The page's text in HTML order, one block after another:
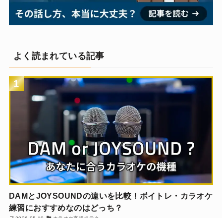
よく読まれている記事
1
DAMとJOYSOUNDの違いを比較！ボイトレ・カラオケ
練習におすすめなのはどっち？